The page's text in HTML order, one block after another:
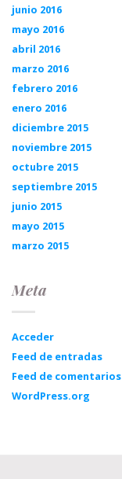
junio 2016
mayo 2016
abril 2016
marzo 2016
febrero 2016
enero 2016
diciembre 2015
noviembre 2015
octubre 2015
septiembre 2015
junio 2015
mayo 2015
marzo 2015
Meta
Acceder
Feed de entradas
Feed de comentarios
WordPress.org